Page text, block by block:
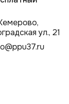
ул., 21